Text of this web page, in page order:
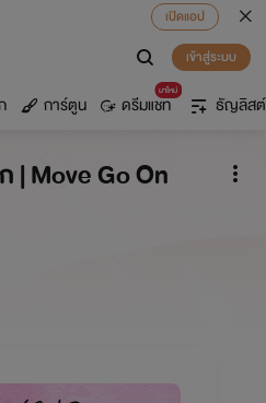
เปิดแอป
เข้าสู่ระบบ
การ์ตูน
มาใหม่
ดรีมแชท ธัญลิสต์
| Move Go On